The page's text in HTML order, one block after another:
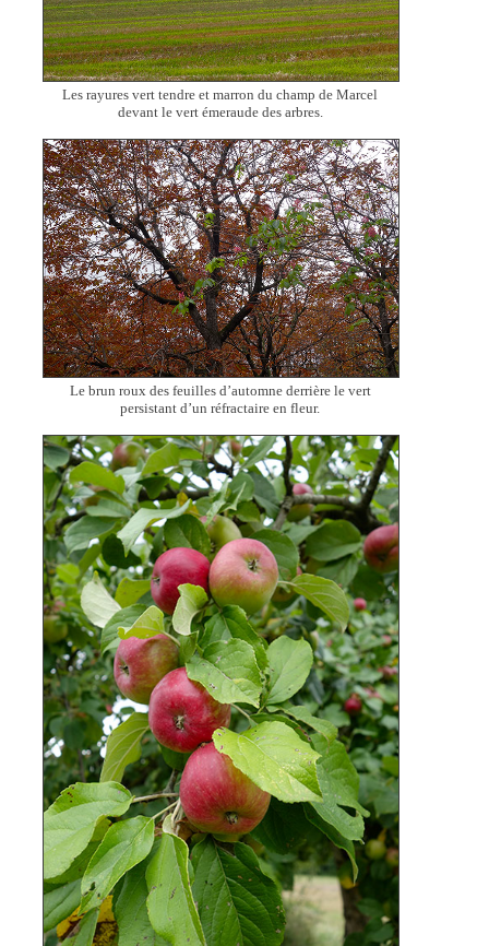
Les rayures vert tendre et marron du champ de Marcel
devant le vert émeraude des arbres.
Le brun roux des feuilles d’automne derrière le vert
persistant d’un réfractaire en fleur.